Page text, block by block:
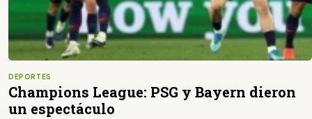
DEPORTES
Champions League: PSG y Bayern dieron
un espectáculo